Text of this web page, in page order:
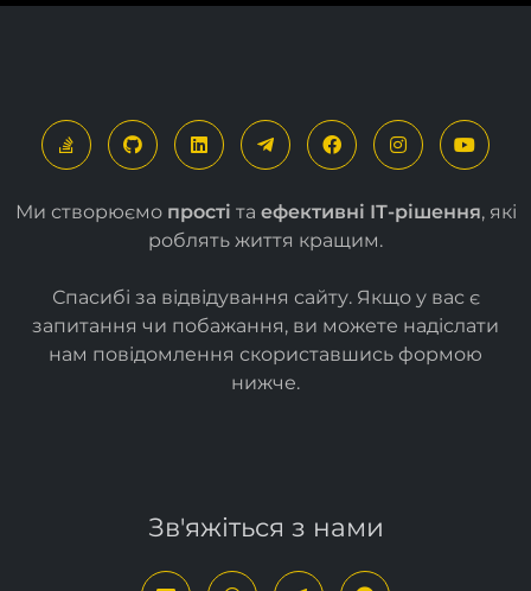
Ми створюємопрості таефективні ІТ-рішення
Спасибі за відвідування сайту. Якщо у вас є
запитання чи побажання, ви можете надіслати
нам повідомлення скориставшись формою
Зв'яжіться з нами